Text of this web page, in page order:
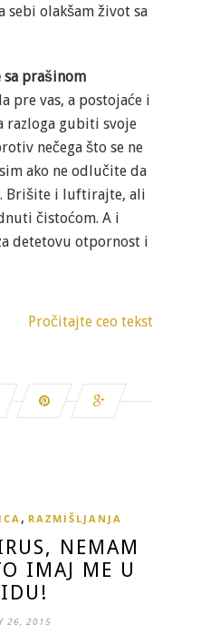
sebi olakšam život sa
sa prašinom
pre vas, a postojaće i
razloga gubiti svoje
nečega što se ne
ako ne odlučite da
Brišite i luftirajte, ali
čistoćom. A i
detetovu otpornost i
Pročitajte ceo tekst
, RAZMIŠLJANJA
NEMAM
IMAJ ME U
26, 2015